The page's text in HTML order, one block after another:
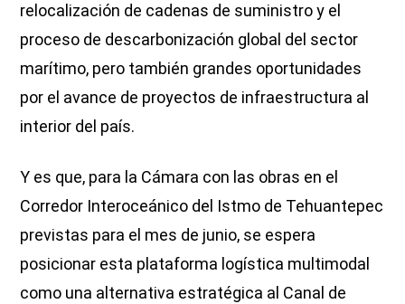
relocalización de cadenas de suministro y el
proceso de descarbonización global del sector
marítimo, pero también grandes oportunidades
por el avance de proyectos de infraestructura al
interior del país.
Y es que, para la Cámara con las obras en el
Corredor Interoceánico del Istmo de Tehuantepec
previstas para el mes de junio, se espera
posicionar esta plataforma logística multimodal
como una alternativa estratégica al Canal de